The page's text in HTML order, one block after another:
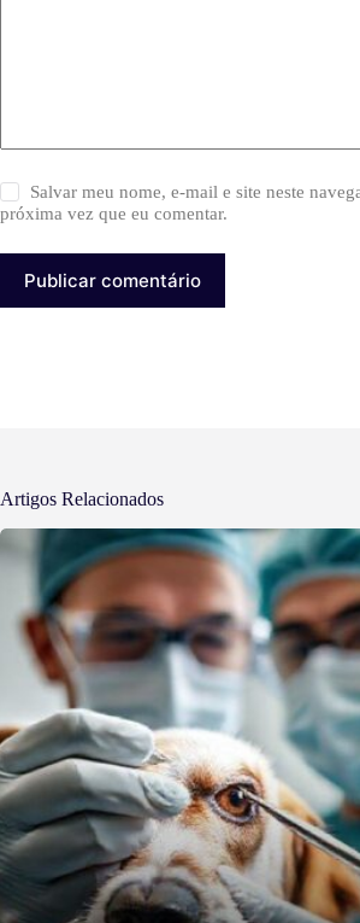
Salvar meu nome, e-mail e site neste
próxima vez que eu comentar.
Publicar comentário
Artigos Relacionados